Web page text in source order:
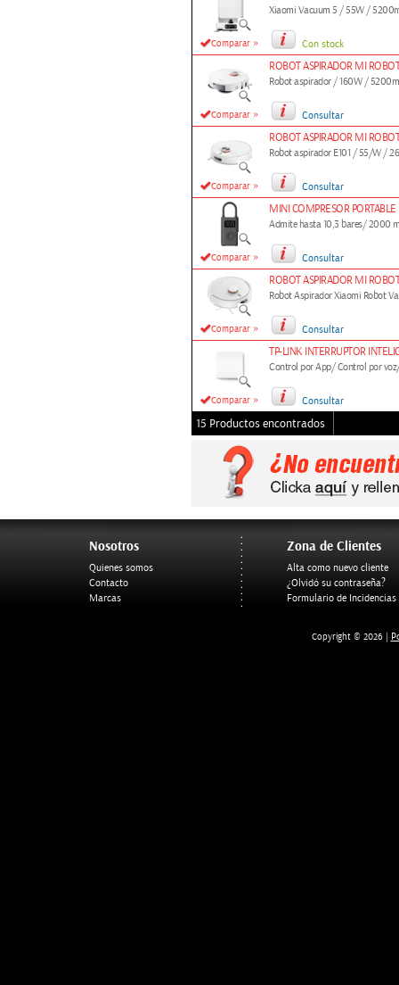
Comparar »
Xiaomi Vacuum 5 / 55W /
Con stock
Comparar »
ROBOT ASPIRADOR MI
Robot aspirador / 160W /
Consultar
Comparar »
ROBOT ASPIRADOR MI
Robot aspirador E101 / 55/W /
Consultar
Comparar »
MINI COMPRESOR
Admite hasta 10,3 bares/ 2000
Consultar
Comparar »
ROBOT ASPIRADOR MI
Robot Aspirador Xiaomi Robot
Consultar
Comparar »
TP-LINK INTERRUPTOR
Control por App/ Control por
Consultar
15 Productos encontrados
Nosotros
Quienes somos
Contacto
Marcas
Zona de Clientes
Alta como nuevo cliente
¿Olvidó su contraseña?
Formulario de Incidencias
Copyright © 2026 |